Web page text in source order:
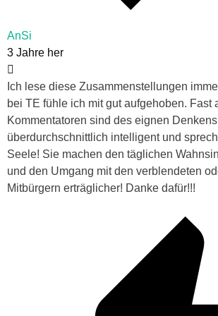
AnSi
3 Jahre her
Ich lese diese Zusammenstellungen
bei TE fühle ich mit gut aufgehoben. Fast
Kommentatoren sind des eignen
überdurchschnittlich intelligent und
Seele! Sie machen den täglichen
und den Umgang mit den verblendeten
Mitbürgern erträglicher! Danke dafür!!!